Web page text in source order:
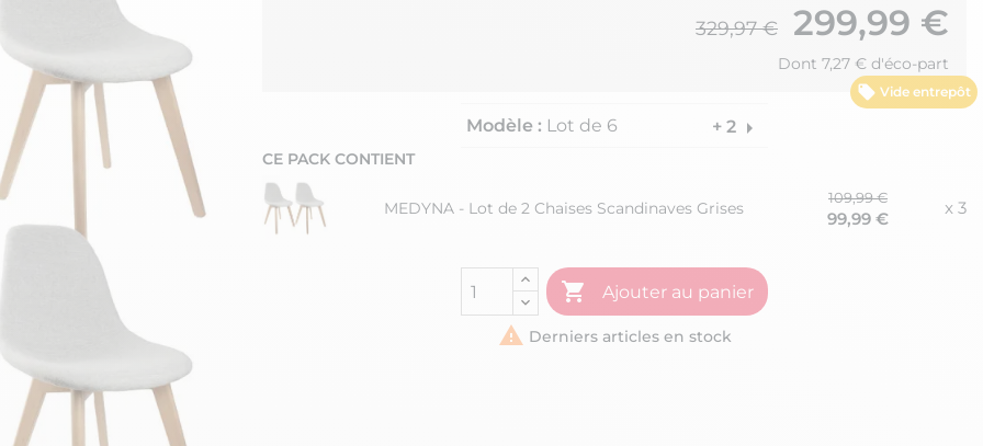
Vide entrepôt
329,97 € 299,99 €
Dont 7,27 € d'éco-part
Modèle : Lot de 6 + 2 arrow_right
CE PACK CONTIENT
MEDYNA - Lot de 2 Chaises Scandinaves Grises
109,99 €
99,99 €
x 3
 Ajouter au panier
 Derniers articles en stock